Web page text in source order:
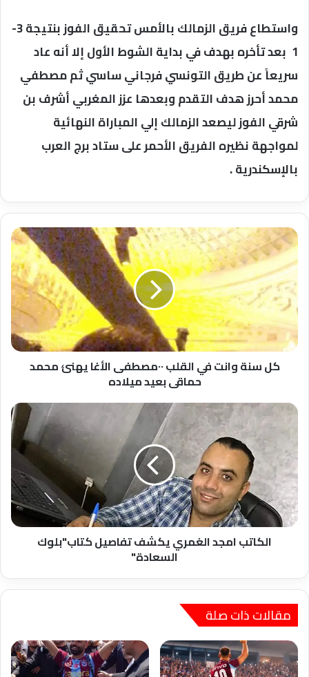
واستطاع فريق الزمالك بالأمس تحقيق الفوز بنتيجة 3-
1 بعد تأخره بهدف في بداية الشوط الأول إلا أنه عاد
سريعاً عن طريق التونسي فرجاني ساسي ثم مصطفي
محمد أحرز هدف التقدم وبعدها عزز المغربي أشرف بن
شرقي الفوز ليصعد الزمالك إلي المباراة النهائية
لمواجهة نظيره الفريق الأحمر على ستاد برج العرب
بالإسكندرية .
كل
سنة
وانت
في
القلب
٠٠مصطفى
الأغا
يهنئ
محمد
حماقى
كل سنة وانت في القلب ٠٠مصطفى الأغا يهنئ محمد
حماقى بعيد ميلاده
الكاتب
يكشف
تفاصيل
كتاب"بلوك
السعادة"
الكاتب امجد الغمري يكشف تفاصيل كتاب"بلوك
السعادة"
مقالات ذات صلة